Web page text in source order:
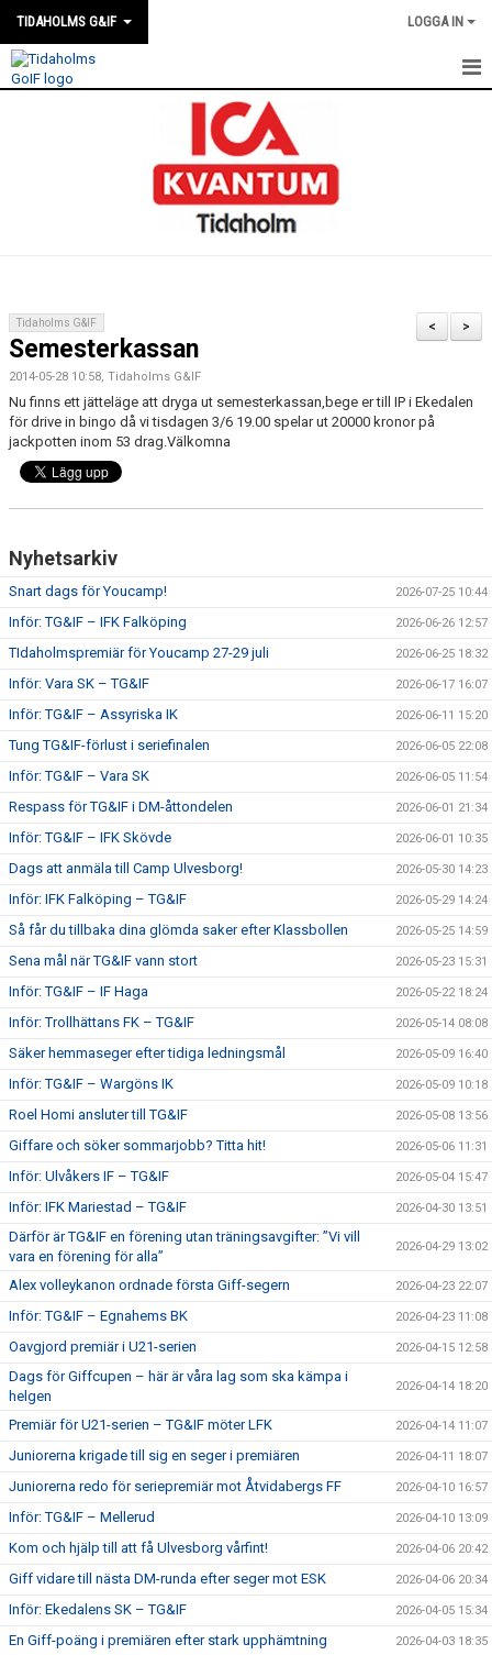
TIDAHOLMS G&IF LOGGA IN
FÖRENINGEN
SOUVENIRER
GAMLA GIFFS TORSDAGSTRÄFFAR
PLANSCHEMA
>
<
Tidaholms G&IF
Semesterkassan
2014-05-28 10:58, Tidaholms G&IF
Nu finns ett jätteläge att dryga ut semesterkassan,bege er till IP i Ekedalen
för drive in bingo då vi tisdagen 3/6 19.00 spelar ut 20000 kronor på
jackpotten inom 53 drag.Välkomna
Nyhetsarkiv
Snart dags för Youcamp! 2026-07-25 10:44
Inför: TG&IF – IFK Falköping 2026-06-26 12:57
TIdaholmspremiär för Youcamp 27-29 juli 2026-06-25 18:32
Inför: Vara SK – TG&IF 2026-06-17 16:07
Inför: TG&IF – Assyriska IK 2026-06-11 15:20
Tung TG&IF-förlust i seriefinalen 2026-06-05 22:08
Inför: TG&IF – Vara SK 2026-06-05 11:54
Respass för TG&IF i DM-åttondelen 2026-06-01 21:34
Inför: TG&IF – IFK Skövde 2026-06-01 10:35
Dags att anmäla till Camp Ulvesborg! 2026-05-30 14:23
Inför: IFK Falköping – TG&IF 2026-05-29 14:24
Så får du tillbaka dina glömda saker efter Klassbollen 2026-05-25 14:59
Sena mål när TG&IF vann stort 2026-05-23 15:31
Inför: TG&IF – IF Haga 2026-05-22 18:24
Inför: Trollhättans FK – TG&IF 2026-05-14 08:08
Säker hemmaseger efter tidiga ledningsmål 2026-05-09 16:40
Inför: TG&IF – Wargöns IK 2026-05-09 10:18
Roel Homi ansluter till TG&IF 2026-05-08 13:56
Giffare och söker sommarjobb? Titta hit! 2026-05-06 11:31
Inför: Ulvåkers IF – TG&IF 2026-05-04 15:47
Inför: IFK Mariestad – TG&IF 2026-04-30 13:51
Därför är TG&IF en förening utan träningsavgifter: ”Vi vill
vara en förening för alla”
2026-04-29 13:02
Alex volleykanon ordnade första Giff-segern 2026-04-23 22:07
Inför: TG&IF – Egnahems BK 2026-04-23 11:08
Oavgjord premiär i U21-serien 2026-04-15 12:58
Dags för Giffcupen – här är våra lag som ska kämpa i
helgen
2026-04-14 18:20
Premiär för U21-serien – TG&IF möter LFK 2026-04-14 11:07
Juniorerna krigade till sig en seger i premiären 2026-04-11 18:07
Juniorerna redo för seriepremiär mot Åtvidabergs FF 2026-04-10 16:57
Inför: TG&IF – Mellerud 2026-04-10 13:09
Kom och hjälp till att få Ulvesborg vårfint! 2026-04-06 20:42
Giff vidare till nästa DM-runda efter seger mot ESK 2026-04-06 20:34
Inför: Ekedalens SK – TG&IF 2026-04-05 15:34
En Giff-poäng i premiären efter stark upphämtning 2026-04-03 18:35